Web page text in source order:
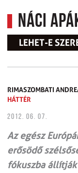
Náci
LEHET-E
RIMASZOMBATI
HÁTTÉR
2012. 06. 07.
Az egész
erősödő
fókuszba